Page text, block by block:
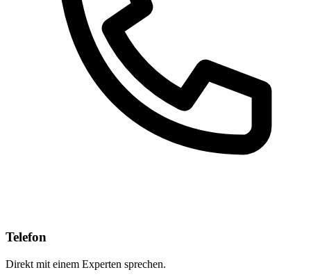
Telefon
Direkt mit einem Experten sprechen.